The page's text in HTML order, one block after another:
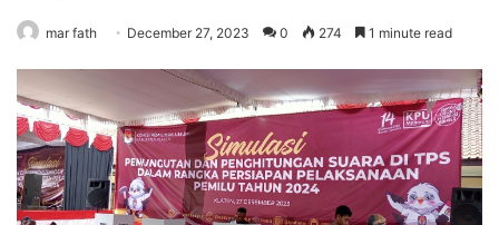
mar fath December 27, 2023 0 274 1 minute read